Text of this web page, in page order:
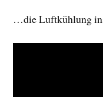
…die Luftkühlung